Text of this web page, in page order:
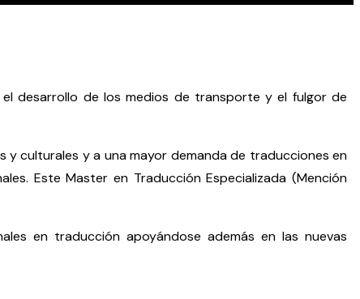
desarrollo de los medios de transporte y el fulgor de
y culturales y a una mayor demanda de traducciones en
Este Master en Traducción Especializada (Mención
en traducción apoyándose además en las nuevas